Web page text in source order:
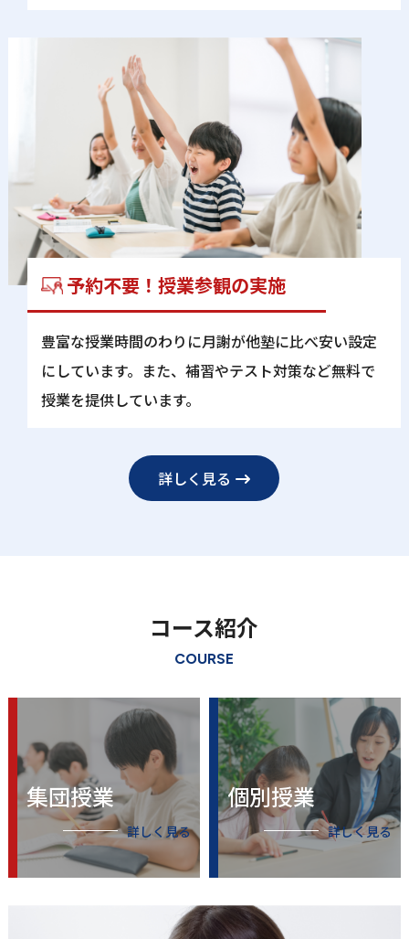
予約不要！授業参観の実施
豊富な授業時間のわりに⽉謝が他塾に⽐べ安い設定
にしています。また、補習やテスト対策など無料で
授業を提供しています。
詳しく見る
コース紹介
COURSE
集団授業
詳しく見る
個別授業
詳しく見る